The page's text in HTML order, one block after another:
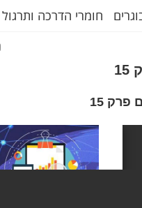
חומרי הדרכה
15